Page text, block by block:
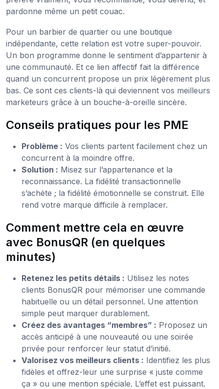
pardonne même un petit couac.
Pour un barbier de quartier ou une boutique
indépendante, cette relation est votre super-pouvoir.
Un bon programme donne le sentiment d’appartenir à
une communauté. Et ce lien affectif fait la différence
quand un concurrent propose un prix légèrement plus
bas. Ce sont ces clients-là qui deviennent vos meilleurs
marketeurs grâce à un bouche-à-oreille sincère.
Conseils pratiques pour les PME
Problème : Vos clients partent facilement chez un
concurrent à la moindre offre.
Solution : Misez sur l’appartenance et la
reconnaissance. La fidélité transactionnelle
s’achète ; la fidélité émotionnelle se construit. Elle
rend votre marque difficile à remplacer.
Comment mettre cela en œuvre
avec BonusQR (en quelques
minutes)
Retenez les petits détails : Utilisez les notes
clients BonusQR pour mémoriser une commande
habituelle ou un détail personnel. Une attention
simple peut marquer durablement.
Créez des avantages “membres” : Proposez un
accès anticipé à une nouveauté ou une soirée
privée pour renforcer leur statut d’initié.
Valorisez vos meilleurs clients : Identifiez les plus
fidèles et offrez-leur une surprise « juste comme
ça » ou une mention spéciale. L’effet est puissant.